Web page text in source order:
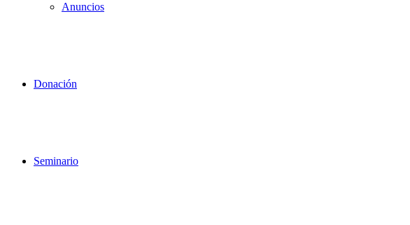
Anuncios
Donación
Seminario